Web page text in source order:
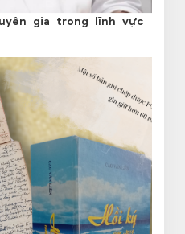
gia trong lĩnh vực